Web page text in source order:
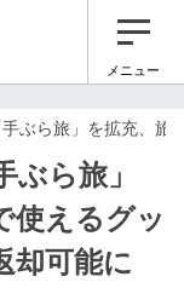
メニュー
ぶら旅」を拡充、旅
ら旅」
使えるグッ
却可能に